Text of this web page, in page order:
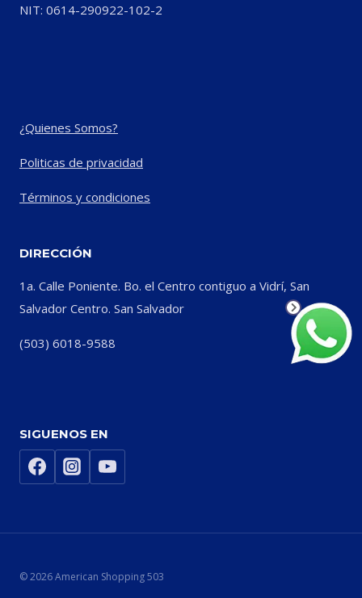
NIT: 0614-290922-102-2
¿Quienes Somos?
Politicas de privacidad
Términos y condiciones
DIRECCIÓN
1a. Calle Poniente. Bo. el Centro contiguo a Vidrí, San
Salvador Centro. San Salvador
(503) 6018-9588
SIGUENOS EN
© 2026 American Shopping 503